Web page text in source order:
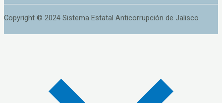
Copyright © 2024 Sistema Estatal Anticorrupción de Jalisco